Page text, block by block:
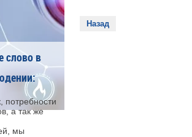
Назад
слово в
потребности
а так же
мы